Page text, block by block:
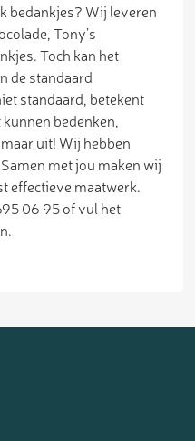
bedankjes? Wij leveren
Tony’s
Toch kan het
de standaard
standaard, betekent
bedenken,
uit! Wij hebben
met jou maken wij
effectieve maatwerk.
06 95 of vul het